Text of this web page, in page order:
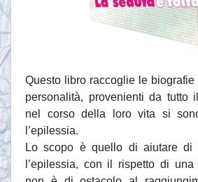
Questo libro raccoglie le
personalità, provenienti da tutto
nel corso della loro vita si
l’epilessia.
Lo scopo è quello di aiutare di
l’epilessia, con il rispetto di una